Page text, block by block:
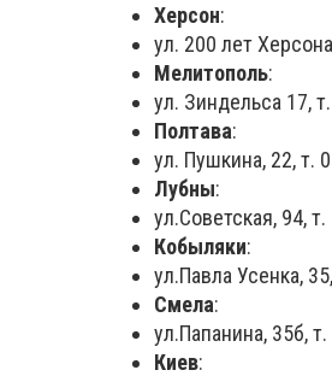
Херсон:
ул. 200 лет
Мелитополь:
ул. Зиндельса 17,
Полтава:
ул. Пушкина, 22, т.
Лубны:
ул.Советская, 94,
Кобыляки:
ул.Павла Усенка,
Смела:
ул.Папанина, 35б,
Киев: